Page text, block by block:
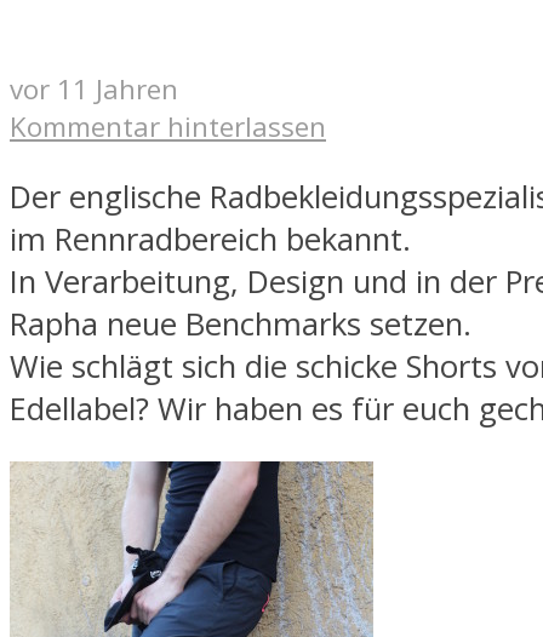
vor 11 Jahren
Kommentar hinterlassen
Der englische
im Rennradbereich bekannt.
In Verarbeitung, Design und in der
Rapha neue Benchmarks setzen.
Wie schlägt sich die schicke Shorts
Edellabel? Wir haben es für euch